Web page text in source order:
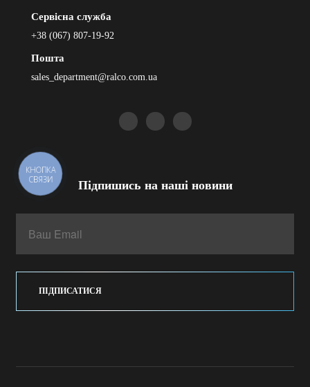
Сервісна служба
+38 (067) 807-19-92
Пошта
sales_department@ralco.com.ua
Підпишись на наші новини
ПІДПИСАТИСЯ
КНОПКА
СВЯЗИ